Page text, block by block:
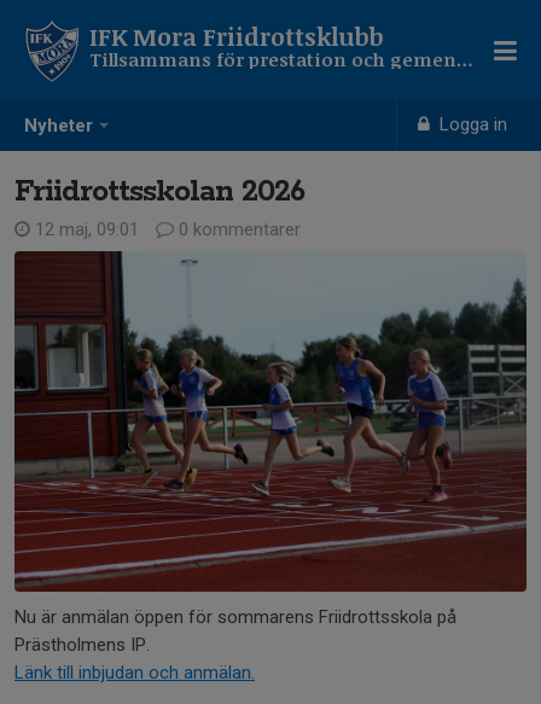
Nyheter Logga in
IFK Mora Friidrottsklubb
Tillsammans för prestation och gemenskap!
Friidrottsskolan 2026
12 maj, 09:01 0 kommentarer
Nu är anmälan öppen för sommarens Friidrottsskola på
Prästholmens IP.
Länk till inbjudan och anmälan.